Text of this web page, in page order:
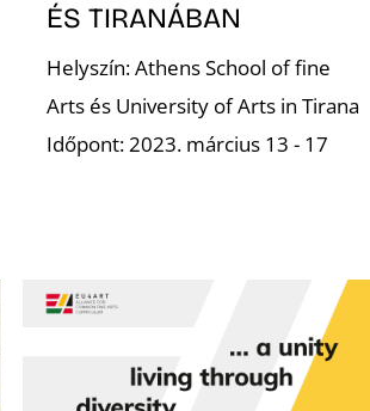
ÉS TIRANÁBAN
Helyszín: Athens School of fine
Arts és University of Arts in Tirana
Időpont: 2023. március 13 - 17